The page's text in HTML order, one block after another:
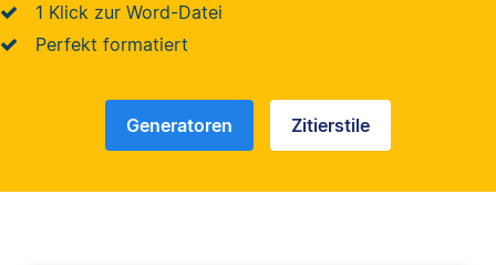
1 Klick zur Word-Datei
Perfekt formatiert
Generatoren Zitierstile